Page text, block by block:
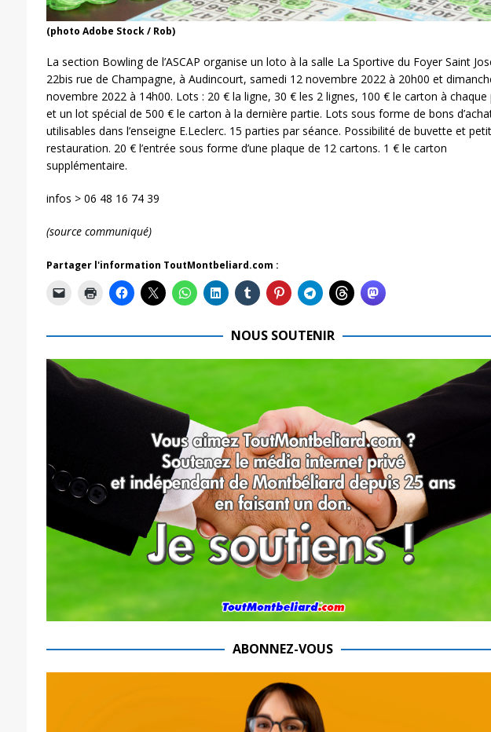
(photo Adobe Stock / Rob)
La section Bowling de l’ASCAP organise un loto à la salle La Sportive du Foyer Saint
22bis rue de Champagne, à Audincourt, samedi 12 novembre 2022 à 20h00 et
novembre 2022 à 14h00. Lots : 20 € la ligne, 30 € les 2 lignes, 100 € le carton à chaque
et un lot spécial de 500 € le carton à la dernière partie. Lots sous forme de bons
utilisables dans l’enseigne E.Leclerc. 15 parties par séance. Possibilité de buvette et
restauration. 20 € l’entrée sous forme d’une plaque de 12 cartons. 1 € le carton
supplémentaire.
infos > 06 48 16 74 39
(source communiqué)
Partager l'information ToutMontbeliard.com :
NOUS SOUTENIR
ABONNEZ-VOUS